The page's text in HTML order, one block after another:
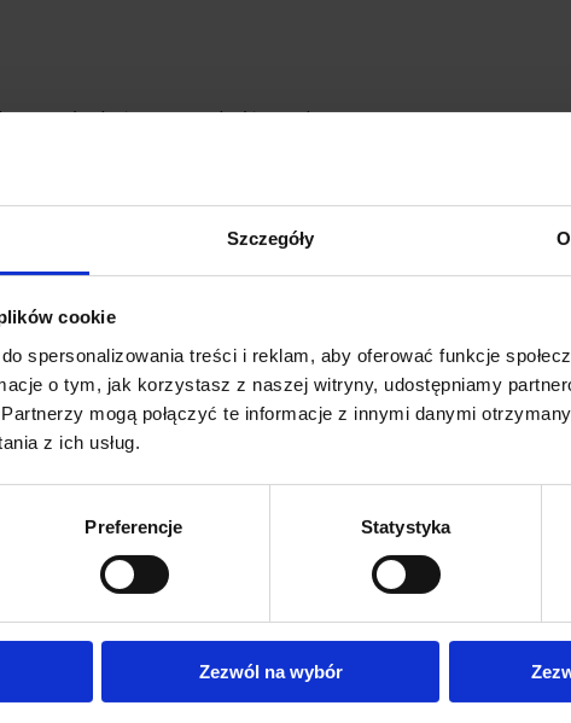
Szczegóły
cookie
spersonalizowania treści i reklam, aby oferować funkcje
o tym, jak korzystasz z naszej witryny, udostępniamy
mogą połączyć te informacje z innymi danymi
z ich usług.
Preferencje Statystyka
Zezwól na wybór
w pasie elastyczna gumka i troczek
poniższej. Produkty mierzone są na płasko bez rozciągania.